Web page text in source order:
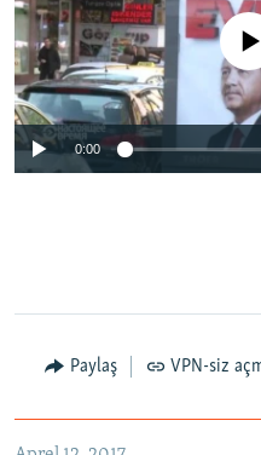
No media source
0:00
Paylaş VPN-siz